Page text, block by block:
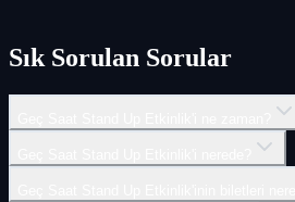
Sık Sorulan Sorular